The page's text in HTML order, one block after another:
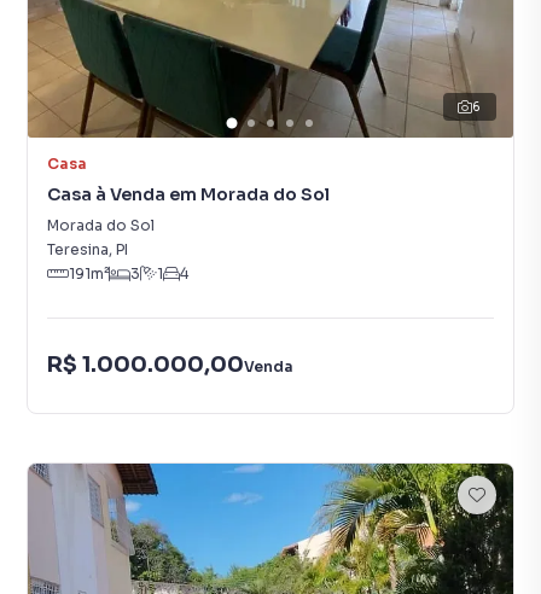
6
Casa
Casa à Venda em Morada do Sol
Morada do Sol
Teresina, PI
191m² 3 1 4
R$ 1.000.000,00Venda